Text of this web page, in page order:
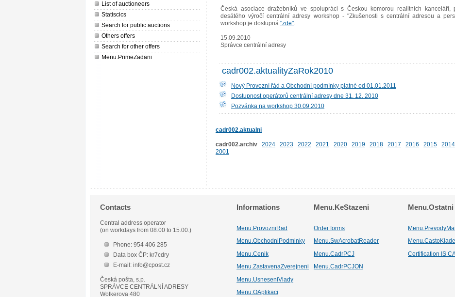
List of auctioneers
Statiscics
Search for public auctions
Others offers
Search for other offers
Menu.PrimeZadani
Česká asociace dražebníků ve spolupráci s Českou komorou realitních kanceláří,
desátého výročí centrální adresy workshop - "Zkušenosti s centrální adresou a
workshop je dostupná "zde"
15.09.2010
Správce centrální adresy
cadr002.aktualityZaRok2010
Nový Provozní řád a Obchodní podmínky platné od 01.01.2011
Dostupnost operátorů centrální adresy dne 31. 12. 2010
Pozvánka na workshop 30.09.2010
cadr002.aktualni
cadr002.archiv 2024 2023 2022 2021 2020 2019 2018 2017 2016 2015 2014
2001
Contacts
Central address operator
(on workdays from 08.00 to 15.00.)
Phone: 954 406 285
Data box ČP: kr7cdry
E-mail: info@cpost.cz
Česká pošta, s.p.
SPRÁVCE CENTRÁLNÍ ADRESY
Wolkerova 480
Informations Menu.KeStazeni Menu.Ostatni
Menu.ProvozniRad Order forms
Menu.ObchodniPodminky
Menu.SwAcrobatReader
Menu.Cenik Menu.CadrPCJ
Certification IS
Menu.ZastavenaZverejneni
Menu.CadrPCJON
Menu.UsneseniVlady
Menu.OAplikaci